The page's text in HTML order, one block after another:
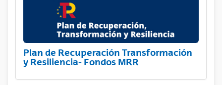
Plan de Recuperación Transformación
y Resiliencia- Fondos MRR